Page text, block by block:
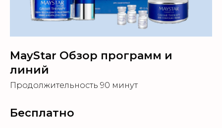
MayStar Обзор программ и
линий
Продолжительность 90 минут
Бесплатно